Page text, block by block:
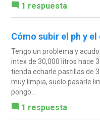
1 respuesta
Cómo subir el ph y
Tengo un problema y
intex de 30,000 litros hace
tienda echarle pastillas de
muy limpia, suelo pasarle
pongo...
1 respuesta